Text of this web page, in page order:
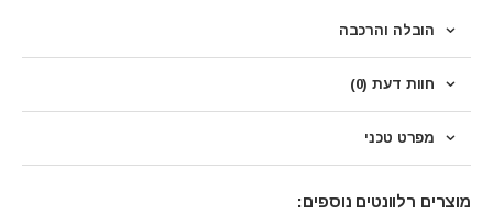
הובלה והרכבה
חוות דעת (0)
מפרט טכני
מוצרים רלוונטים נוספים: